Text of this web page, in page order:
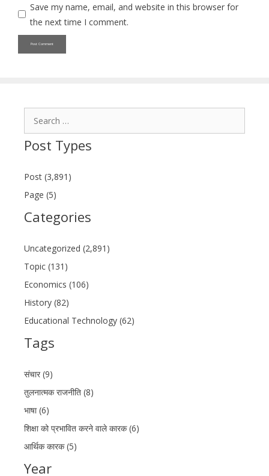
Save my name, email, and website in this browser for
the next time I comment.
Post Types
Post (3,891)
Page (5)
Categories
Uncategorized (2,891)
Topic (131)
Economics (106)
History (82)
Educational Technology (62)
Tags
संचार (9)
तुलनात्मक राजनीति (8)
भाषा (6)
शिक्षा को प्रभावित करने वाले कारक (6)
आर्थिक कारक (5)
Year